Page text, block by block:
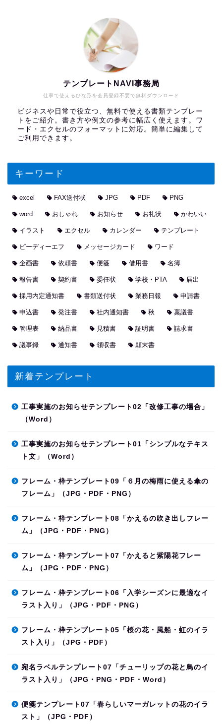
仕事で使えるひな形を会員登録不要で無料ダウンロード
テンプレートNAVI事務局
ビジネスや日常で役立つ、無料で使える書類テンプレー
トをご紹介。書き方や例文の参考に幅広く使えます。ワ
ード・エクセルのフォーマットに対応。簡単に編集して
ご利用できます。
キーワード
excel FAX送付状 JPG PDF PNG
word おしゃれ お知らせ お礼状 かわいい
イラスト エクセル カレンダー テンプレート
ピーディーエフ メッセージカード ワード
企画書 依頼書 便箋 借用書 名簿
報告書 契約書 委任状 学校・PTA 届出
採用内定通知書 書類送付状 業務日報 申請書
申込書 発注書 社内通知書 秋 稟議書
管理表 納品書 見積書 証明書 請求書
議事録 通知書 領収書 顛末書
新着テンプレート
工事実施のお知らせテンプレート02「改修工事の場合」
（Word）
工事実施のお知らせテンプレート01「シンプルなテキス
ト文」（Word）
フレーム・枠テンプレート09「６月の梅雨に使える傘の
フレーム」（JPG・PDF・PNG）
フレーム・枠テンプレート08「かえるの吹き出しフレー
ム」（JPG・PDF・PNG）
フレーム・枠テンプレート07「かえると紫陽花フレー
ム」（JPG・PDF・PNG）
フレーム・枠テンプレート06「入学シーズンに最適なイ
ラスト入り」（JPG・PDF・PNG）
フレーム・枠テンプレート05「桜の花・風船・虹のイラ
スト入り」（JPG・PDF）
宛名ラベルテンプレート07「チューリップの花と鳥のイ
ラスト入り」（JPG・PNG・PDF・Word）
便箋テンプレート07「春らしいマーガレットの花のイラ
スト」（JPG・PDF）